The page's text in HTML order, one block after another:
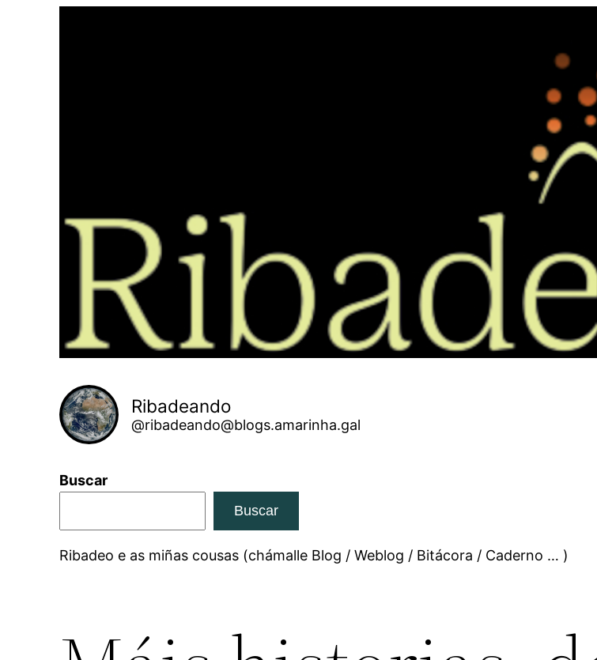
Ribadeando
@ribadeando@blogs.amarinha.gal
Buscar
Buscar
Ribadeo e as miñas cousas (chámalle Blog / Weblog / Bitácora / Caderno … )